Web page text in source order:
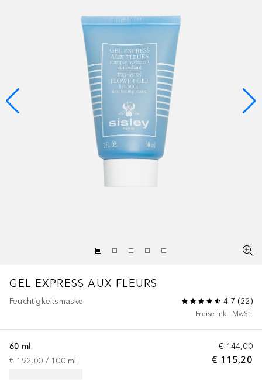
GEL EXPRESS AUX FLEURS
Feuchtigkeitsmaske 4.7 (22)
Preise inkl. MwSt.
€ 144,00
€ 115,20
60 ml
€ 192,00 / 100 ml